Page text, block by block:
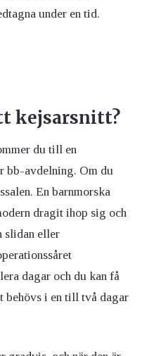
under en tid.
kejsarsnitt?
du till en
bb-avdelning. Om du
En barnmorska
dragit ihop sig och
slidan eller
dagar och du kan få
behövs i en till två dagar